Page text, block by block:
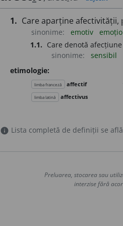
1. Care aparține afectivității,
sinonime: emotiv
1.1. Care denotă afecțiune.
sinonime:
sensibil
etimologie:
limba franceză affectif
limba latină affectivus
info Lista completă de definiții se
Preluarea, stocarea sau
interzise fără